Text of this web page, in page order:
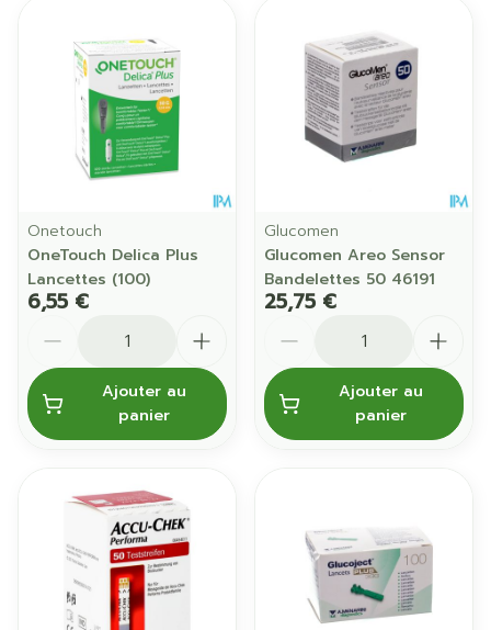
Onetouch
OneTouch Delica Plus
Lancettes (100)
6,55 €
Ajouter au
panier
Glucomen
Glucomen Areo Sensor
Bandelettes 50 46191
25,75 €
Ajouter au
panier